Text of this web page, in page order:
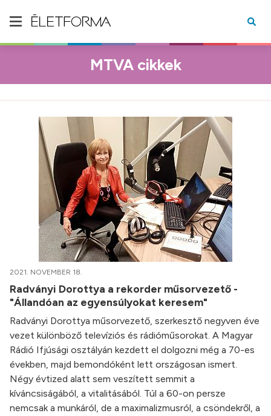
MTVA cikkek
2021. NOVEMBER 18.
Radványi Dorottya a rekorder műsorvezető -
"Állandóan az egyensúlyokat keresem"
Radványi Dorottya műsorvezető, szerkesztő negyven éve
vezet különböző televíziós és rádióműsorokat. A Magyar
Rádió Ifjúsági osztályán kezdett el dolgozni még a 70-es
években, majd bemondóként lett országosan ismert.
Négy évtized alatt sem veszített semmit a
kíváncsiságából, a vitalitásából. Túl a 60-on persze
nemcsak a munkáról, de a maximalizmusról, a csöndekről, a